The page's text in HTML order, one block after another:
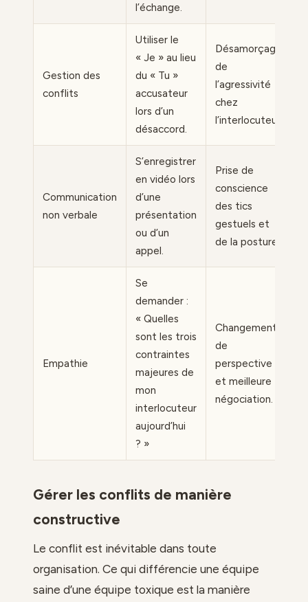
l’échange.
Gestion des
conflits
Utiliser le
« Je » au lieu
du « Tu »
accusateur
lors d’un
désaccord.
Désamorçage
de
l’agressivité
chez
l’interlocuteur.
Communication
non verbale
S’enregistrer
en vidéo lors
d’une
présentation
ou d’un
appel.
Prise de
conscience
des tics
gestuels et
de la posture.
Empathie
Se
demander :
« Quelles
sont les trois
contraintes
majeures de
mon
interlocuteur
aujourd’hui
? »
Changement
de
perspective
et meilleure
négociation.
Gérer les conflits de manière
constructive
Le conflit est inévitable dans toute
organisation. Ce qui différencie une équipe
saine d’une équipe toxique est la manière